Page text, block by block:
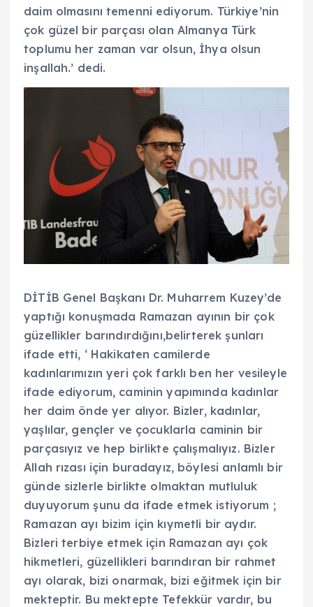
daim olmasını temenni ediyorum. Türkiye’nin
çok güzel bir parçası olan Almanya Türk
toplumu her zaman var olsun, İhya olsun
inşallah.’ dedi.
DİTİB Genel Başkanı Dr. Muharrem Kuzey’de
yaptığı konuşmada Ramazan ayının bir çok
güzellikler barındırdığını,belirterek şunları
ifade etti, ‘ Hakikaten camilerde
kadınlarımızın yeri çok farklı ben her vesileyle
ifade ediyorum, caminin yapımında kadınlar
her daim önde yer alıyor. Bizler, kadınlar,
yaşlılar, gençler ve çocuklarla caminin bir
parçasıyız ve hep birlikte çalışmalıyız. Bizler
Allah rızası için buradayız, böylesi anlamlı bir
günde sizlerle birlikte olmaktan mutluluk
duyuyorum şunu da ifade etmek istiyorum ;
Ramazan ayı bizim için kıymetli bir aydır.
Bizleri terbiye etmek için Ramazan ayı çok
hikmetleri, güzellikleri barındıran bir rahmet
ayı olarak, bizi onarmak, bizi eğitmek için bir
mekteptir. Bu mektepte Tefekkür vardır, bu